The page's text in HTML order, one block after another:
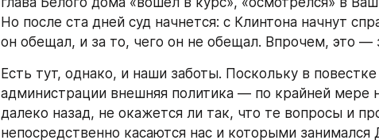
авторитетных адвокатов Америки. Почти наверняка
мощную — хотя, возможно, и не всегда различимую —
администрации. Несколько месяцев назад, когда мне
беседовать, она откровенно говорила о том, что
советником своего мужа, когда того изберут
этапах избирательной кампании Хиллари Клинтон
опросы показали, что далеко не всем американцам по